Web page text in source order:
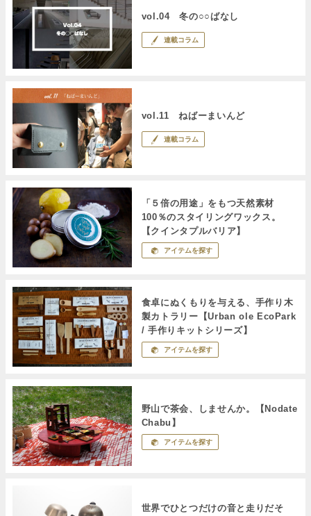
vol.04 冬の○○ばなし
連載コラム
vol.11 ねばーまいんど
連載コラム
「５倍の用途」をもつ天然素材
100％のスタイリングワックス。
【クインタプルバリア】
アイテムを探す
食卓にぬくもりを与える、手作り木
製カトラリー【Urban ole EcoPark
/ 手作りキットシリーズ】
アイテムを探す
野山で茶会、しませんか。【Nodate
Chabu】
アイテムを探す
世界でひとつだけの音と走りだそ